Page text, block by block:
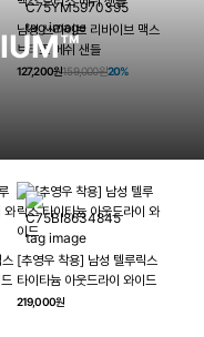
남성 쓰라이브 리바이브 맥스
브리즈 메쉬 샌들
127,200원159,000원20%
[추영우 착용] 남성 텔루릭스
타이타늄 아웃드라이 와이드
219,000원